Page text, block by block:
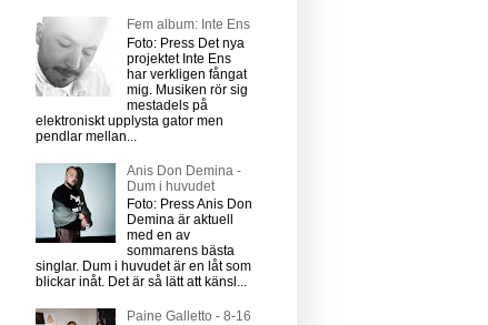
Fem album: Inte Ens
Foto: Press Det nya
projektet Inte Ens
har verkligen fångat
mig. Musiken rör sig
mestadels på
elektroniskt upplysta gator men
pendlar mellan...
Anis Don Demina -
Dum i huvudet
Foto: Press Anis Don
Demina är aktuell
med en av
sommarens bästa
singlar. Dum i huvudet är en låt som
blickar inåt. Det är så lätt att känsl...
Paine Galletto - 8-16